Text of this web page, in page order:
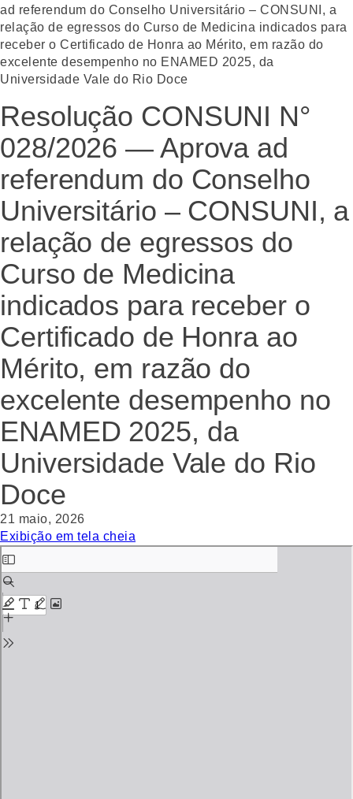
ad referendum do Conselho Universitário – CONSUNI, a
relação de egressos do Curso de Medicina indicados para
receber o Certificado de Honra ao Mérito, em razão do
excelente desempenho no ENAMED 2025, da
Universidade Vale do Rio Doce
Resolução CONSUNI N°
028/2026 — Aprova ad
referendum do Conselho
Universitário – CONSUNI, a
relação de egressos do
Curso de Medicina
indicados para receber o
Certificado de Honra ao
Mérito, em razão do
excelente desempenho no
ENAMED 2025, da
Universidade Vale do Rio
Doce
21 maio, 2026
Exibição em tela cheia
Skip
to
PDF
content